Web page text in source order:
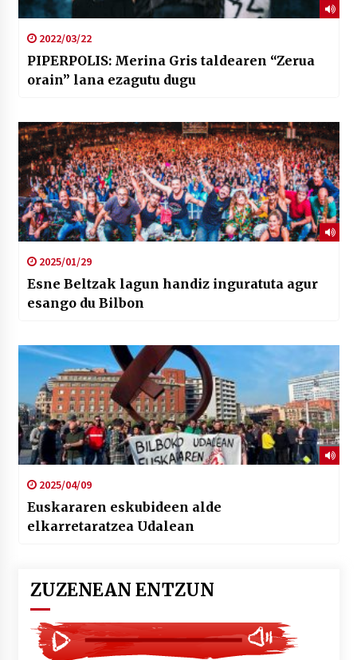
2022/03/22
PIPERPOLIS: Merina Gris taldearen “Zerua
orain” lana ezagutu dugu
2025/01/29
Esne Beltzak lagun handiz inguratuta agur
esango du Bilbon
2025/04/09
Euskararen eskubideen alde
elkarretaratzea Udalean
ZUZENEAN ENTZUN